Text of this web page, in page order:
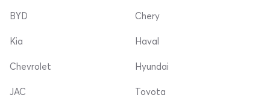
BYD
Kia
Chevrolet
Chery
Haval
Hyundai
JAC Toyota